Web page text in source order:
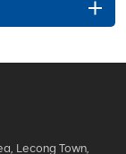
Lecong Town,